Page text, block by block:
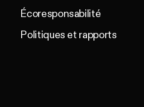
Écoresponsabilité
Politiques et rapports